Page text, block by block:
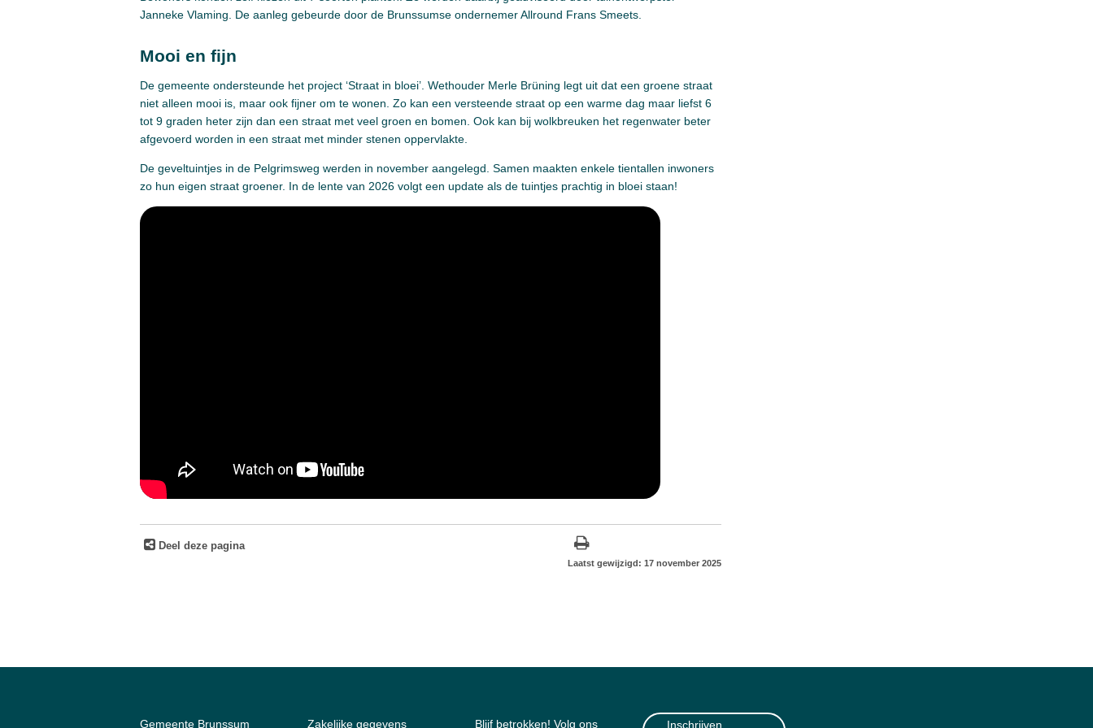
Janneke Vlaming. De aanleg gebeurde door de Brunssumse ondernemer Allround Frans Smeets.
Mooi en fijn
De gemeente ondersteunde het project ‘Straat in bloei’. Wethouder Merle Brüning legt uit dat een groene straat
niet alleen mooi is, maar ook fijner om te wonen. Zo kan een versteende straat op een warme dag maar liefst 6
tot 9 graden heter zijn dan een straat met veel groen en bomen. Ook kan bij wolkbreuken het regenwater beter
afgevoerd worden in een straat met minder stenen oppervlakte.
De geveltuintjes in de Pelgrimsweg werden in november aangelegd. Samen maakten enkele tientallen inwoners
zo hun eigen straat groener. In de lente van 2026 volgt een update als de tuintjes prachtig in bloei staan!
Deel deze pagina
Laatst gewijzigd: 17 november 2025
Gemeente Brunssum Zakelijke gegevens Blijf betrokken! Volg ons Inschrijven